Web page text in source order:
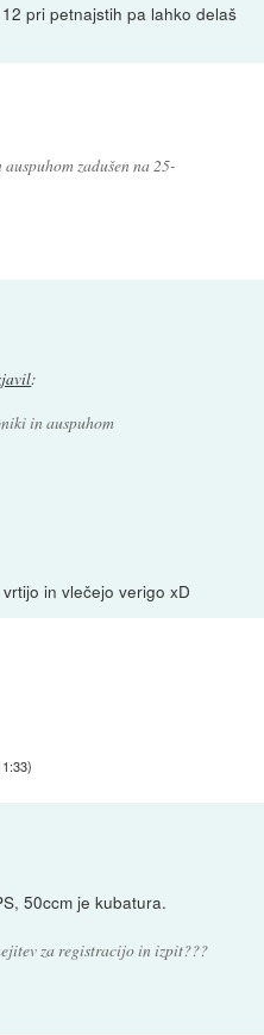
pri petnajstih pa lahko delaš
zadušen na 25-
:
in auspuhom
in vlečejo verigo xD
)
50ccm je kubatura.
za registracijo in izpit???